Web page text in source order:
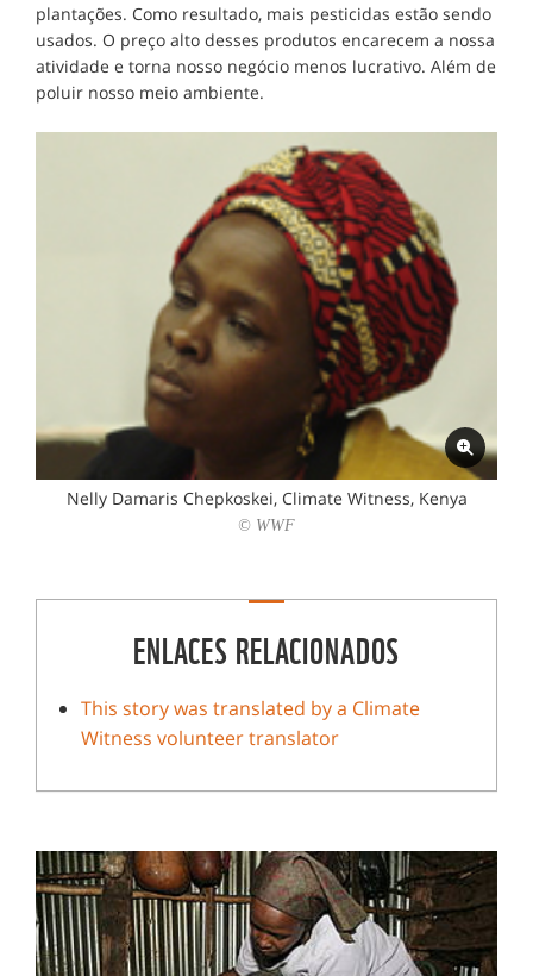
plantações. Como resultado, mais pesticidas estão sendo
usados. O preço alto desses produtos encarecem a nossa
atividade e torna nosso negócio menos lucrativo. Além de
poluir nosso meio ambiente.
Nelly Damaris Chepkoskei, Climate Witness, Kenya
© WWF
ENLACES RELACIONADOS
This story was translated by a Climate
Witness volunteer translator